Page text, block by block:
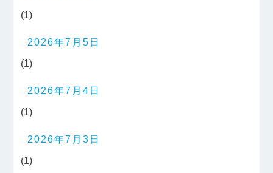
(1)
2026年7月5日
(1)
2026年7月4日
(1)
2026年7月3日
(1)